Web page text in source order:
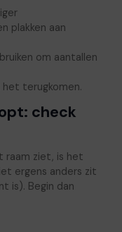
plakken aan
om aantallen
het terugkomen.
check
raam ziet, is het
ergens anders zit
is). Begin dan